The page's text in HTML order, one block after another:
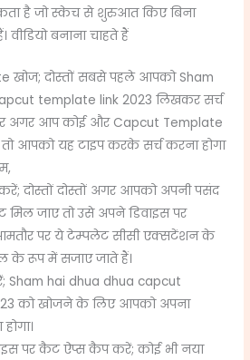
है जो स्केच से शुरुआत किए बिना
बनाना चाहते हैं
खोज; दोस्तों सबसे पहले आपको Sham
template link 2023 लिखकर सर्च
अगर आप कोई और Capcut Template
आपको यह टाइप करके सर्च करना होगा
दोस्तों दोस्तों अगर आपको अपनी पसंद
जाए तो उसे अपने डिवाइस पर
पर ये टेम्पलेट सीसी एक्सटेंशन के
के रूप में सजाए जाते हैं।
hai dhua dhua capcut
को खोजने के लिए आपको अपना
पर कैट ऐप्स कैप करें; कोई भी नया